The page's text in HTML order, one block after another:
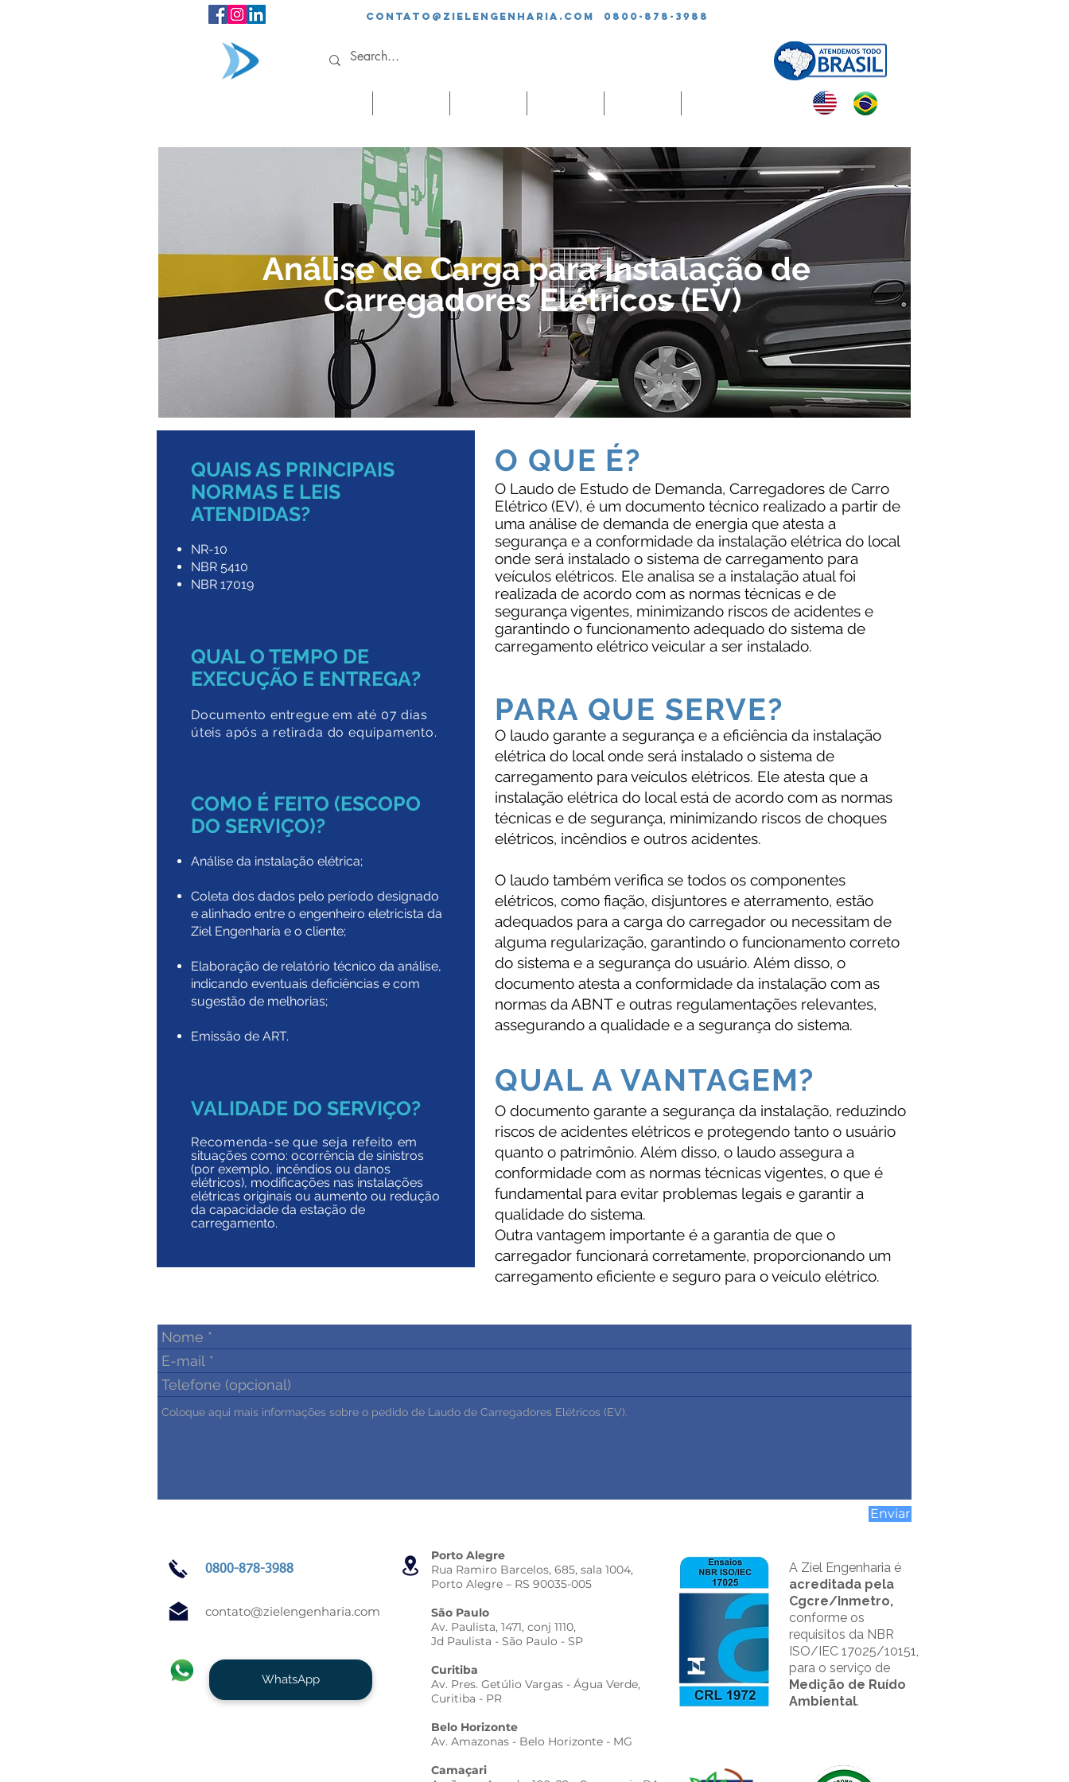
contato@zielengenharia.com 0800-878-3988
Análise de Carga para Instalação de
Carregadores Elétricos (EV)
QUAIS AS PRINCIPAIS
NORMAS E LEIS
ATENDIDAS?
NR-10
NBR 5410
NBR 17019
QUAL O TEMPO DE
EXECUÇÃO E ENTREGA?
Documento entregue em até 07 dias
úteis após a retirada do equipamento.
COMO É FEITO (ESCOPO
DO SERVIÇO)?
Análise da instalação elétrica;
Coleta dos dados pelo período designado
e alinhado entre o engenheiro eletricista da
Ziel Engenharia e o cliente;
Elaboração de relatório técnico da análise,
indicando eventuais deficiências e com
sugestão de melhorias;
Emissão de ART.
VALIDADE DO SERVIÇO?
Recomenda-se que seja refeito em
situações como: ocorrência de sinistros
(por exemplo, incêndios ou danos
elétricos), modificações nas instalações
elétricas originais ou aumento ou redução
da capacidade da estação de
carregamento.
O QUE É?
O Laudo de Estudo de Demanda, Carregadores de Carro
Elétrico (EV), é um documento técnico realizado a partir de
uma análise de demanda de energia que atesta a
segurança e a conformidade da instalação elétrica do local
onde será instalado o sistema de carregamento para
veículos elétricos. Ele analisa se a instalação atual foi
realizada de acordo com as normas técnicas e de
segurança vigentes, minimizando riscos de acidentes e
garantindo o funcionamento adequado do sistema de
carregamento elétrico veicular a ser instalado.
PARA QUE SERVE?
O laudo garante a segurança e a eficiência da instalação
elétrica do local onde será instalado o sistema de
carregamento para veículos elétricos. Ele atesta que a
instalação elétrica do local está de acordo com as normas
técnicas e de segurança, minimizando riscos de choques
elétricos, incêndios e outros acidentes.
O laudo também verifica se todos os componentes
elétricos, como fiação, disjuntores e aterramento, estão
adequados para a carga do carregador ou necessitam de
alguma regularização, garantindo o funcionamento correto
do sistema e a segurança do usuário. Além disso, o
documento atesta a conformidade da instalação com as
normas da ABNT e outras regulamentações relevantes,
assegurando a qualidade e a segurança do sistema.
QUAL A VANTAGEM?
O documento garante a segurança da instalação, reduzindo
riscos de acidentes elétricos e protegendo tanto o usuário
quanto o patrimônio. Além disso, o laudo assegura a
conformidade com as normas técnicas vigentes, o que é
fundamental para evitar problemas legais e garantir a
qualidade do sistema.
Outra vantagem importante é a garantia de que o
carregador funcionará corretamente, proporcionando um
carregamento eficiente e seguro para o veículo elétrico.
Enviar
0800-878-3988
contato@zielengenharia.com
WhatsApp
A Ziel Engenharia é
acreditada pela
Cgcre/Inmetro,
conforme os
requisitos da NBR
ISO/IEC 17025/10151,
para o serviço de
Medição de Ruído
Ambiental.
Porto Alegre
Rua Ramiro Barcelos, 685, sala 1004,
Porto Alegre – RS 90035-005
São Paulo
Av. Paulista, 1471, conj 1110,
Jd Paulista - São Paulo - SP
Curitiba
Av. Pres. Getúlio Vargas - Água Verde,
Curitiba - PR
Belo Horizonte
Av. Amazonas - Belo Horizonte - MG
Camaçari